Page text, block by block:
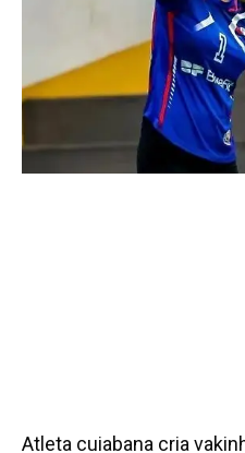
Atleta cuiabana cria